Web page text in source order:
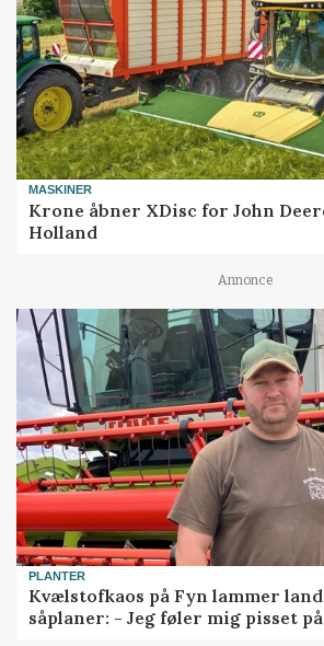
MASKINER
Krone åbner XDisc for John
Holland
Annonce
PLANTER
Kvælstofkaos på Fyn lammer
såplaner: - Jeg føler mig pisset på